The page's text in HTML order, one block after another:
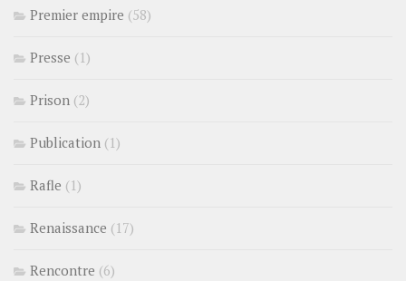
Premier empire (58)
Presse (1)
Prison (2)
Publication (1)
Rafle (1)
Renaissance (17)
Rencontre (6)